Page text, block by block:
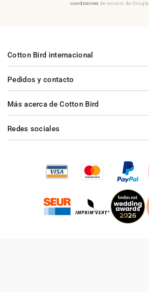
condiciones de servicio de Google.
Pedidos y contacto
Más acerca de Cotton Bird
Cotton Bird internacional
Redes sociales